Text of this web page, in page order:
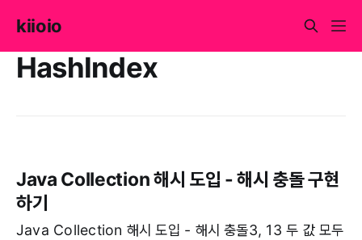
kiioio
HashIndex
Java Collection 해시 도입 - 해시 충돌 구현
하기
Java Collection 해시 도입 - 해시 충돌3, 13 두 값 모두